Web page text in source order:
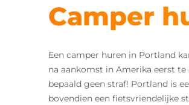
Camper
Een camper huren in Portland
na aankomst in Amerika eerst
bepaald geen straf! Portland is
bovendien een fietsvriendelijke